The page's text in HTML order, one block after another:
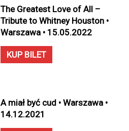
The Greatest Love of All –
Tribute to Whitney Houston •
Warszawa • 15.05.2022
KUP BILET
A miał być cud • Warszawa •
14.12.2021